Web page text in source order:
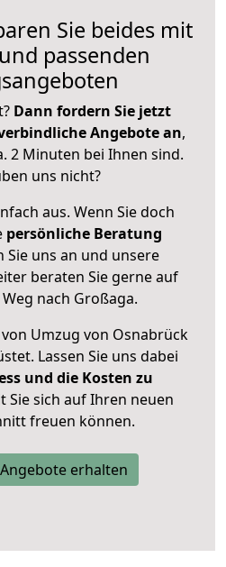
Sie beides mit
passenden
Dann fordern Sie jetzt
Angebote an,
2 Minuten bei Ihnen sind.
uns nicht?
aus. Wenn Sie doch
persönliche Beratung
Sie uns an und unsere
beraten Sie gerne auf
nach Großaga.
Umzug von Osnabrück
Lassen Sie uns dabei
und die Kosten zu
Sie sich auf Ihren neuen
freuen können.
erhalten